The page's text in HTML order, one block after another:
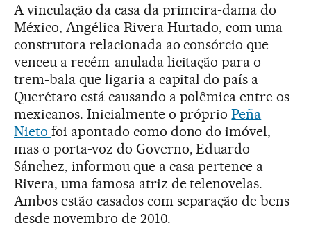
A vinculação da casa da primeira-dama do
México, Angélica Rivera Hurtado, com uma
construtora relacionada ao consórcio que
venceu a recém-anulada licitação para o
trem-bala que ligaria a capital do país a
Querétaro está causando a polêmica entre os
mexicanos. Inicialmente o próprioPeña
Nieto foi apontado como dono do imóvel,
mas o porta-voz do Governo, Eduardo
Sánchez, informou que a casa pertence a
Rivera, uma famosa atriz de telenovelas.
Ambos estão casados com separação de bens
desde novembro de 2010.